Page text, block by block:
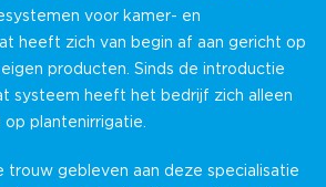
voor kamer- en
heeft zich van begin af aan gericht op
producten. Sinds de introductie
systeem heeft het bedrijf zich alleen
plantenirrigatie.
trouw gebleven aan deze specialisatie